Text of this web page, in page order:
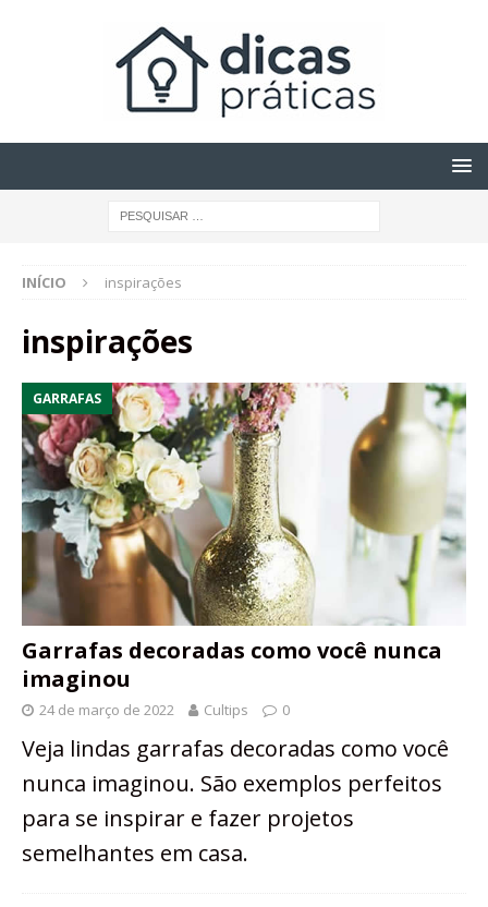
INÍCIO inspirações
inspirações
GARRAFAS
Garrafas decoradas como você nunca
imaginou
24 de março de 2022 Cultips 0
Veja lindas garrafas decoradas como você
nunca imaginou. São exemplos perfeitos
para se inspirar e fazer projetos
semelhantes em casa.